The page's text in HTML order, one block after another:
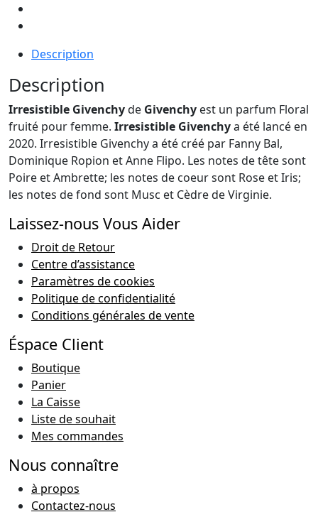
Description
Description
Irresistible Givenchyde Givenchy est un parfum Floral
fruité pour femme. Irresistible Givenchya été lancé en
2020. Irresistible Givenchy a été créé par Fanny Bal,
Dominique Ropion et Anne Flipo. Les notes de tête sont
Poire et Ambrette; les notes de coeur sont Rose et Iris;
les notes de fond sont Musc et Cèdre de Virginie.
Laissez-nous Vous Aider
Droit de Retour
Centre d’assistance
Paramètres de cookies
Politique de confidentialité
Conditions générales de vente
Éspace Client
Boutique
Panier
La Caisse
Liste de souhait
Mes commandes
Nous connaître
à propos
Contactez-nous